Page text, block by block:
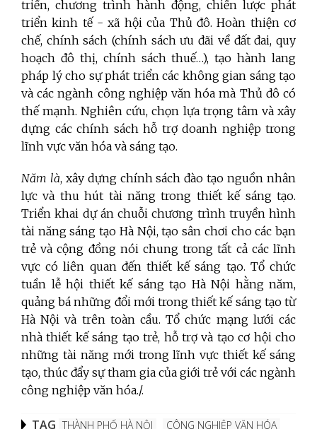
triển, chương trình hành động, chiến lược phát
triển kinh tế - xã hội của Thủ đô. Hoàn thiện cơ
chế, chính sách (chính sách ưu đãi về đất đai, quy
hoạch đô thị, chính sách thuế…), tạo hành lang
pháp lý cho sự phát triển các không gian sáng tạo
và các ngành công nghiệp văn hóa mà Thủ đô có
thế mạnh. Nghiên cứu, chọn lựa trọng tâm và xây
dựng các chính sách hỗ trợ doanh nghiệp trong
lĩnh vực văn hóa và sáng tạo.
Năm là, xây dựng chính sách đào tạo nguồn nhân
lực và thu hút tài năng trong thiết kế sáng tạo.
Triển khai dự án chuỗi chương trình truyền hình
tài năng sáng tạo Hà Nội, tạo sân chơi cho các bạn
trẻ và cộng đồng nói chung trong tất cả các lĩnh
vực có liên quan đến thiết kế sáng tạo. Tổ chức
tuần lễ hội thiết kế sáng tạo Hà Nội hằng năm,
quảng bá những đổi mới trong thiết kế sáng tạo từ
Hà Nội và trên toàn cầu. Tổ chức mạng lưới các
nhà thiết kế sáng tạo trẻ, hỗ trợ và tạo cơ hội cho
những tài năng mới trong lĩnh vực thiết kế sáng
tạo, thúc đẩy sự tham gia của giới trẻ với các ngành
công nghiệp văn hóa./.
TAG THÀNH PHỐ HÀ NỘI CÔNG NGHIỆP VĂN HÓA